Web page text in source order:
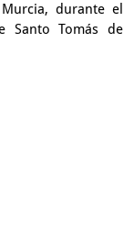
durante el
Santo Tomás de